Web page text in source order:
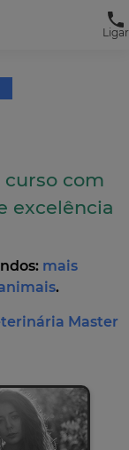
Ligar
com
excelência
mais
.
Master